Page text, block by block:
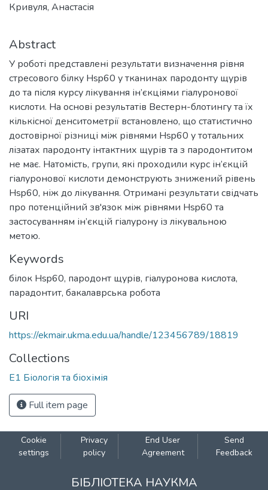
Кривуля, Анастасія
Abstract
У роботі представлені результати визначення рівня
стресового білку Hsp60 у тканинах пародонту щурів
до та після курсу лікування ін’єкціями гіалуронової
кислоти. На основі результатів Вестерн-блотингу та їх
кількісної денситометрії встановлено, що статистично
достовірної різниці між рівнями Hsp60 у тотальних
лізатах пародонту інтактних щурів та з пародонтитом
не має. Натомість, групи, які проходили курс ін’єкцій
гіалуронової кислоти демонструють знижений рівень
Hsp60, ніж до лікування. Отримані результати свідчать
про потенційний зв'язок між рівнями Hsp60 та
застосуванням ін’єкцій гіалурону із лікувальною
метою.
Keywords
білок Hsp60, пародонт щурів, гіалуронова кислота,
парадонтит, бакалаврська робота
URI
https://ekmair.ukma.edu.ua/handle/123456789/18819
Collections
Е1 Біологія та біохімія
Full item page
Cookie
settings
Privacy
policy
End User
Agreement
Send
Feedback
БІБЛІОТЕКА НАУКМА